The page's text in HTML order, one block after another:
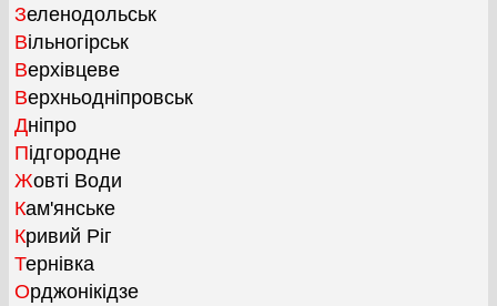
Зеленодольськ
Вільногірськ
Верхівцеве
Верхньодніпровськ
Дніпро
Підгородне
Жовті Води
Кам'янське
Кривий Ріг
Тернівка
Орджонікідзе